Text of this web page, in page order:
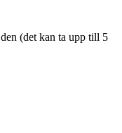
(det kan ta upp till 5